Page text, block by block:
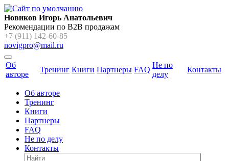
Новиков Игорь Анатольевич
Рекомендации по B2B продажам
+7 (911) 142-60-85
novigpro@mail.ru
Об
авторе
Тренинг Книги Партнеры FAQ
Не по
делу
Контакты
Об авторе
Тренинг
Книги
Партнеры
FAQ
Не по делу
Контакты